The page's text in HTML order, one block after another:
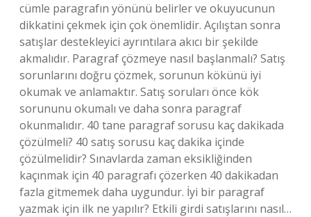
cümle paragrafın yönünü belirler ve okuyucunun
dikkatini çekmek için çok önemlidir. Açılıştan sonra
satışlar destekleyici ayrıntılara akıcı bir şekilde
akmalıdır. Paragraf çözmeye nasıl başlanmalı? Satış
sorunlarını doğru çözmek, sorunun kökünü iyi
okumak ve anlamaktır. Satış soruları önce kök
sorununu okumalı ve daha sonra paragraf
okunmalıdır. 40 tane paragraf sorusu kaç dakikada
çözülmeli? 40 satış sorusu kaç dakika içinde
çözülmelidir? Sınavlarda zaman eksikliğinden
kaçınmak için 40 paragrafı çözerken 40 dakikadan
fazla gitmemek daha uygundur. İyi bir paragraf
yazmak için ilk ne yapılır? Etkili girdi satışlarını nasıl…